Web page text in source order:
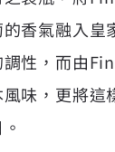
香氣融入皇
性，而由
味，更將這